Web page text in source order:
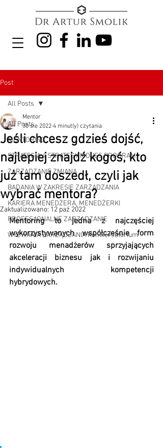
Post
All Posts
MENTORING
STRATEGIA 4 STRATEGY MOVES PROGRAM
ZARZĄDZANIE ZMIANĄ
BADANIA W ZAKRESIE ZARZĄDZANIA
KARIERA MENEDŻERA, MENEDŻERKI
PROFESJONALNE ZARZĄDZANIE
WYZWANIA ZARZĄDZANIA Konwersatorium
All Posts
Jeśli chcesz gdzieś dojść,
najlepiej znajdź kogoś, kto
już tam doszedł, czyli jak
wybrać mentora?
Mentor
30 sie 2022 4 minut(y) czytania
Zaktualizowano: 12 paź 2022
Mentoring to jedna z najczęściej
wykorzystywanych współcześnie form
rozwoju menadżerów sprzyjających
akceleracji biznesu jak i rozwijaniu
indywidualnych kompetencji
hybrydowych.